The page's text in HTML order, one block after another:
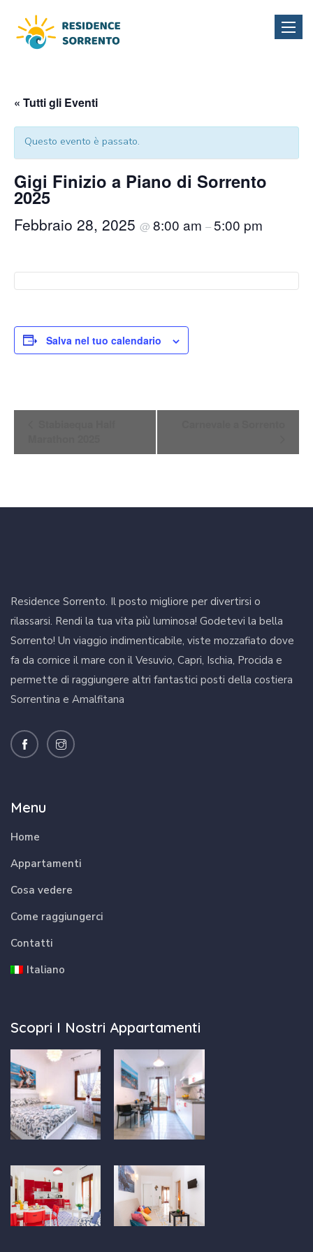
Toggle
« Tutti gli Eventi
Questo evento è passato.
Gigi Finizio a Piano di Sorrento
2025
Febbraio 28, 2025 @ 8:00 am –5:00 pm
Salva nel tuo calendario
Residence Sorrento. Il posto migliore per divertirsi o
rilassarsi. Rendi la tua vita più luminosa! Godetevi la bella
Sorrento! Un viaggio indimenticabile, viste mozzafiato dove
fa da cornice il mare con il Vesuvio, Capri, Ischia, Procida e
permette di raggiungere altri fantastici posti della costiera
Sorrentina e Amalfitana
Menu
Home
Appartamenti
Cosa vedere
Come raggiungerci
Contatti
Italiano
Scopri I Nostri Appartamenti